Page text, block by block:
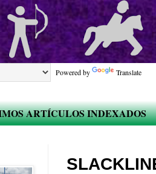
Powered by Translate
ARTÍCULOS INDEXADOS